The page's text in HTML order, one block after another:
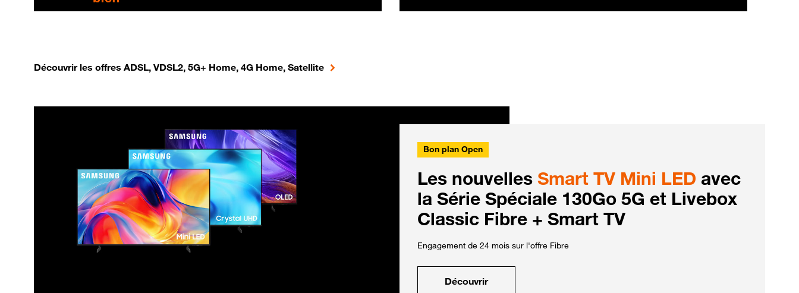
Découvrir les offres ADSL, VDSL2, 5G+ Home, 4G Home, Satellite
Bon plan Open
Les nouvelles Smart TV Mini LED avec
la Série Spéciale 130Go 5G et Livebox
Classic Fibre + Smart TV
Engagement de 24 mois sur l'offre Fibre
Découvrir